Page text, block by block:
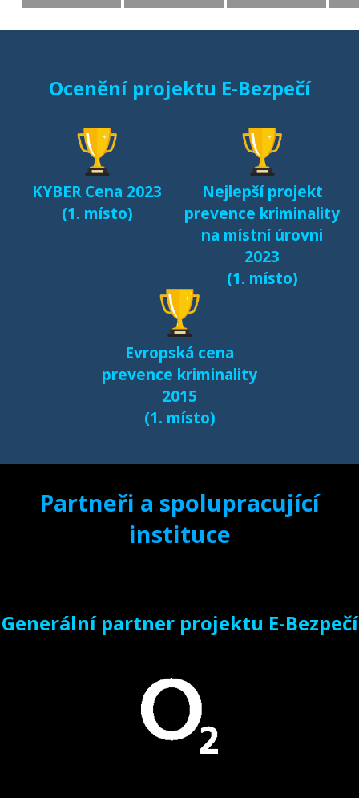
Ocenění projektu E-Bezpečí
KYBER Cena 2023
(1. místo)
Nejlepší projekt
prevence kriminality
na místní úrovni
2023
(1. místo)
Evropská cena
prevence kriminality
2015
(1. místo)
Partneři a spolupracující
instituce
Generální partner projektu E-Bezpečí